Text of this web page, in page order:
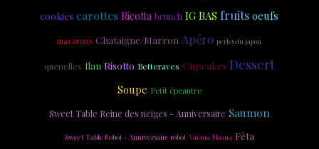
cookies carottes Ricotta brunch IG BAS fruits oeufs
macarons Chataigne/Marron Apéro perles du japon
quenelles flan Risotto Betteraves Cupcakes Dessert
Soupe Petit épeautre
Sweet Table Reine des neiges - Anniversaire Saumon
Sweet Table Robot - Anniversaire robot Vaiana/Moana Fêta